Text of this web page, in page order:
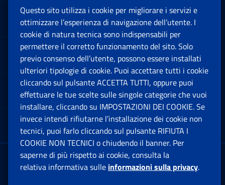
Sedi e Contatti
Software
Note Legali
App mobile
Sede Legale : Via Ciro il Grande, 21
00144 Roma
Questo sito utilizza i cookie per migliorare i servizi e
ottimizzare l’esperienza di navigazione dell’utente. I
cookie di natura tecnica sono indispensabili per
permettere il corretto funzionamento del sito. Solo
previo consenso dell’utente, possono essere installati
ulteriori tipologie di cookie. Puoi accettare tutti i cookie
cliccando sul pulsante ACCETTA TUTTI, oppure puoi
effettuare le tue scelte sulle singole categorie che vuoi
installare, cliccando su IMPOSTAZIONI DEI COOKIE. Se
invece intendi rifiutarne l’installazione dei cookie non
tecnici, puoi farlo cliccando sul pulsante RIFIUTA I
COOKIE NON TECNICI o chiudendo il banner. Per
saperne di più rispetto ai cookie, consulta la
relativa informativa sulle informazioni sulla privacy.